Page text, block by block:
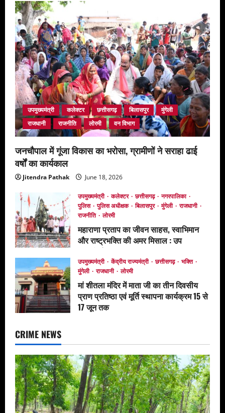
का
उपमुख्यमंत्री कलेक्टर छत्तीसगढ़ बिलासपुर
मुंगेली
राजधानी
राजनीति लोरमी वन विभाग
जनचौपाल में गूंजा विकास का भरोसा, ग्रामीणों ने सराहा ढाई
वर्षों का कार्यकाल
Jitendra Pathak June 18, 2026
उपमुख्यमंत्री कलेक्टर छत्तीसगढ़
नगरपालिका
पुलिस
पुलिस अधीक्षक बिलासपुर मुंगेली
राजधानी
राजनीति
लोरमी
महाराणा प्रताप का जीवन साहस, स्वाभिमान
और राष्ट्रभक्ति की अमर मिसाल : उप
मुख्यमंत्री अरुण साव*
June 17, 2026
उपमुख्यमंत्री केंद्रीय राज्यमंत्री छत्तीसगढ़
भक्ति
मुंगेली
राजधानी लोरमी
मां शीतला मंदिर में माता जी का तीन दिवसीय
प्राण प्रतिष्ठा एवं मूर्ति स्थापना कार्यक्रम 15 से
17 जून तक
CRIME NEWS